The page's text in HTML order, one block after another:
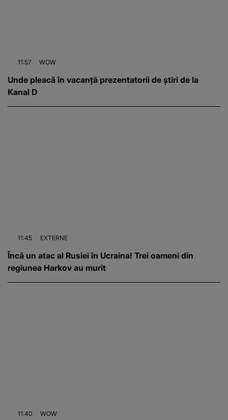
11:57 WOW
Unde pleacă în vacanță prezentatorii de știri de la
Kanal D
11:45 EXTERNE
Încă un atac al Rusiei în Ucraina! Trei oameni din
regiunea Harkov au murit
11:40 WOW